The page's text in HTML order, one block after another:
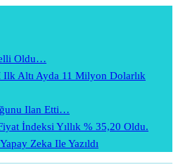
Oldu…
Ilk Altı Ayda 11 Milyon Dolarlık
Ilan Etti…
İndeksi Yıllık % 35,20 Oldu.
Zeka Ile Yazıldı